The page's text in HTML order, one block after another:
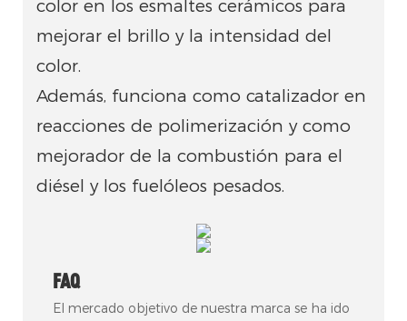
color en los esmaltes cerámicos para
mejorar el brillo y la intensidad del
color.
Además, funciona como catalizador en
reacciones de polimerización y como
mejorador de la combustión para el
diésel y los fuelóleos pesados.
FAQ
El mercado objetivo de nuestra marca se ha ido